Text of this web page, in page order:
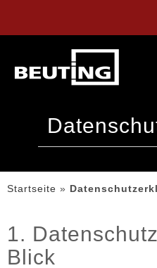
Startseite »
1.
Blick